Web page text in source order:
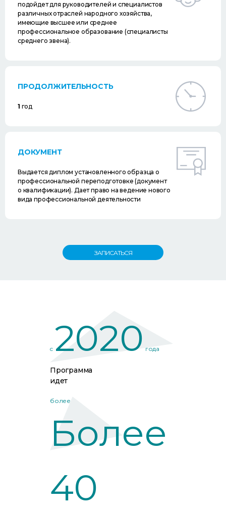
подойдет для руководителей и специалистов
различных отраслей народного хозяйства,
имеющие высшее или среднее
профессиональное образование (специалисты
среднего звена).
ПРОДОЛЖИТЕЛЬНОСТЬ
1 год
ДОКУМЕНТ
Выдается диплом установленного образца о
профессиональной переподготовке (документ
о квалификации). Дает право на ведение нового
вида профессиональной деятельности
ЗАПИСАТЬСЯ
c 2020 года
Программа
идет
более
Более
40